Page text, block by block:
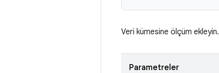
Veri kümesine ölçüm ekleyin.
Parametreler